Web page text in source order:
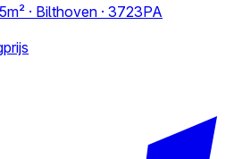
· Bilthoven · 3723PA